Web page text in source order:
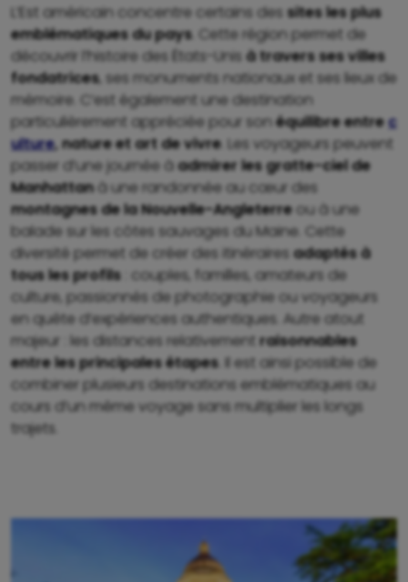
L’Est américain concentre certains des sites les plus
emblématiques du pays. Cette région permet de
découvrir l’histoire des États-Unis à travers ses villes
fondatrices, ses monuments nationaux et ses lieux de
mémoire. C’est également une destination
particulièrement appréciée pour sonéquilibre entrec
ulture, nature et art de vivre. Les voyageurs peuvent
passer d’une journée àadmirer les gratte-ciel de
Manhattanà une randonnée au cœur des
montagnes de la Nouvelle-Angleterreou à une
balade sur les côtes sauvages du Maine. Cette
diversité permet de créer des itinéraires adaptés à
tous les profils : couples, familles, amateurs de
culture, passionnés de photographie ou voyageurs
en quête d’expériences authentiques. Autre atout
majeur : les distances relativement raisonnables
entre les principales étapes. Il est ainsi possible de
combiner plusieurs destinations emblématiques au
cours d’un même voyage sans multiplier les longs
trajets.